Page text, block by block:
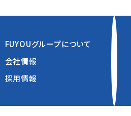
FUYOUグループについて
会社情報
採用情報